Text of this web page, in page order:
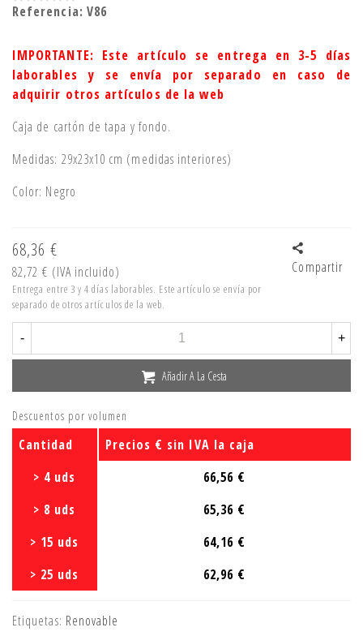
Referencia: V86
IMPORTANTE: Este artículo se entrega en 3-5 días
laborables y se envía por separado en caso de
adquirir otros artículos de la web
Caja de cartón de tapa y fondo.
Medidas: 29x23x10 cm (medidas interiores)
Color: Negro
68,36 €
82,72 € (IVA incluido)
Entrega entre 3 y 4 días laborables. Este artículo se envía por
separado de otros artículos de la web.
Compartir
- +
Añadir A La Cesta
Descuentos por volumen
Cantidad
Precios € sin IVA la caja
> 4 uds
66,56 €
> 8 uds
65,36 €
> 15 uds
64,16 €
> 25 uds
62,96 €
Etiquetas: Renovable